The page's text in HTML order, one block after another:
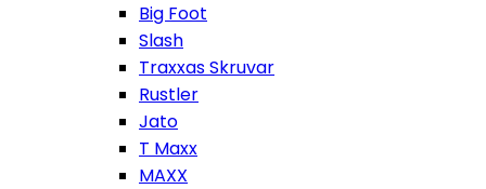
Big Foot
Slash
Traxxas Skruvar
Rustler
Jato
T Maxx
MAXX